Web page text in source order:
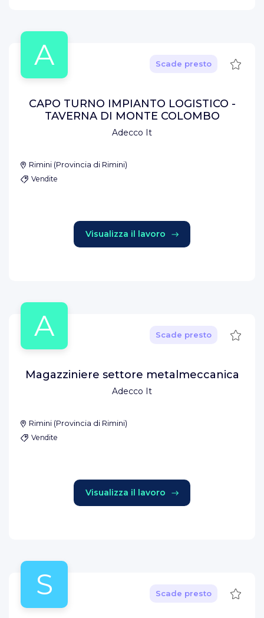
A
Adecco It
Scade presto Salva
CAPO TURNO IMPIANTO LOGISTICO -
TAVERNA DI MONTE COLOMBO
Rimini (Provincia di Rimini)
Vendite
Visualizza il lavoro
A
Adecco It
Scade presto Salva
Magazziniere settore metalmeccanica
Rimini (Provincia di Rimini)
Vendite
Visualizza il lavoro
S Scade presto Salva